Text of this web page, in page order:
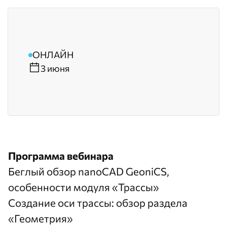
ОНЛАЙН
3 июня
Программа вебинара
Беглый обзор nanoCAD GeoniCS,
особенности модуля «Трассы»
Создание оси трассы: обзор раздела
«Геометрия»